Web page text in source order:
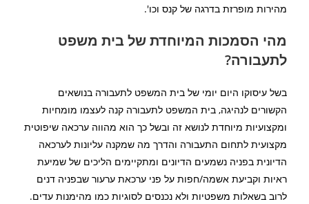
מהירות מופרזת בדרגה של קנס וכו'.
מהי הסמכות המיוחדת של בית משפט
לתעבורה?
בשל עיסוקו היום יומי של בית המשפט לתעבורה בנושאים
הקשורים לנהיגה, בית המשפט לתעבורה קנה לעצמו מומחיות
ומקצועיות מיוחדת לנושא זה ובשל כך הוא מהווה ערכאה שיפוטית
מקצועית לתחום התעבורה והדרך מה שמקנה עליונות לערכאה
הדיונית בפניה נשמעים הדיונים ומתקיימים הליכים של שמיעת
ראיות וקביעת אשמה/חפות על פני ערכאת ערעור שבפניה דנים
לרוב בשאלות משפטיות ולא נכנסים לסוגיות כמו מהימנות עדים.